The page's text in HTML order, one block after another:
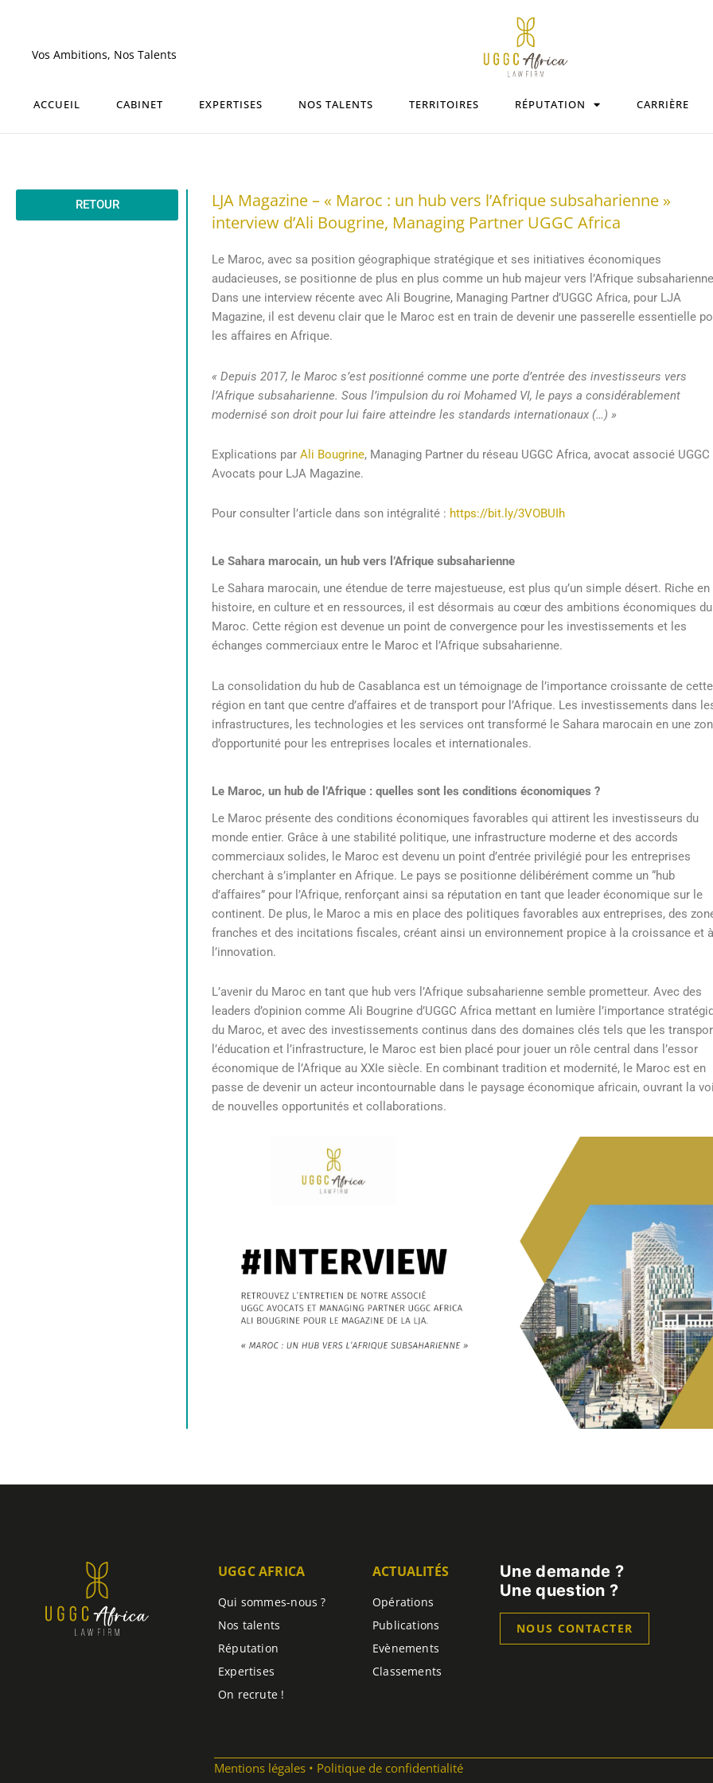
Vos Ambitions, Nos Talents
ACCUEIL CABINET EXPERTISES NOS TALENTS TERRITOIRES RÉPUTATION CARRIÈRE
RETOUR
LJA Magazine – « Maroc : un hub vers l’Afrique subsaharienne »
interview d’Ali Bougrine, Managing Partner UGGC Africa
Le Maroc, avec sa position géographique stratégique et ses initiatives économiques
audacieuses, se positionne de plus en plus comme un hub majeur vers l’Afrique
Dans une interview récente avec Ali Bougrine, Managing Partner d’UGGC Africa, pour LJA
Magazine, il est devenu clair que le Maroc est en train de devenir une passerelle essentielle
les affaires en Afrique.
« Depuis 2017, le Maroc s’est positionné comme une porte d’entrée des investisseurs vers
l’Afrique subsaharienne. Sous l’impulsion du roi Mohamed VI, le pays a considérablement
modernisé son droit pour lui faire atteindre les standards internationaux (…) »
Explications parAli Bougrine, Managing Partner du réseau UGGC Africa, avocat associé UGGC
Avocats pour LJA Magazine.
Pour consulter l’article dans son intégralité : https://bit.ly/3VOBUIh
Le Sahara marocain, un hub vers l’Afrique subsaharienne
Le Sahara marocain, une étendue de terre majestueuse, est plus qu’un simple désert. Riche en
histoire, en culture et en ressources, il est désormais au cœur des ambitions économiques du
Maroc. Cette région est devenue un point de convergence pour les investissements et les
échanges commerciaux entre le Maroc et l’Afrique subsaharienne.
La consolidation du hub de Casablanca est un témoignage de l’importance croissante de cette
région en tant que centre d’affaires et de transport pour l’Afrique. Les investissements dans
infrastructures, les technologies et les services ont transformé le Sahara marocain en une
d’opportunité pour les entreprises locales et internationales.
Le Maroc, un hub de l’Afrique : quelles sont les conditions économiques ?
Le Maroc présente des conditions économiques favorables qui attirent les investisseurs du
monde entier. Grâce à une stabilité politique, une infrastructure moderne et des accords
commerciaux solides, le Maroc est devenu un point d’entrée privilégié pour les entreprises
cherchant à s’implanter en Afrique. Le pays se positionne délibérément comme un “hub
d’affaires” pour l’Afrique, renforçant ainsi sa réputation en tant que leader économique sur le
continent. De plus, le Maroc a mis en place des politiques favorables aux entreprises, des
franches et des incitations fiscales, créant ainsi un environnement propice à la croissance et
l’innovation.
L’avenir du Maroc en tant que hub vers l’Afrique subsaharienne semble prometteur. Avec des
leaders d’opinion comme Ali Bougrine d’UGGC Africa mettant en lumière l’importance
du Maroc, et avec des investissements continus dans des domaines clés tels que les
l’éducation et l’infrastructure, le Maroc est bien placé pour jouer un rôle central dans l’essor
économique de l’Afrique au XXIe siècle. En combinant tradition et modernité, le Maroc est en
passe de devenir un acteur incontournable dans le paysage économique africain, ouvrant la
de nouvelles opportunités et collaborations.
UGGC AFRICA
Qui sommes-nous ?
Nos talents
Réputation
Expertises
On recrute !
ACTUALITÉS
Opérations
Publications
Evènements
Classements
Une demande ?
Une question ?
NOUS CONTACTER
Mentions légales Politique de confidentialité